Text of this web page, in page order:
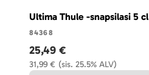
Ultima Thule -snapsilasi 5 cl
84368
(sis. 25.5% ALV)
31,99 €
25,49 €